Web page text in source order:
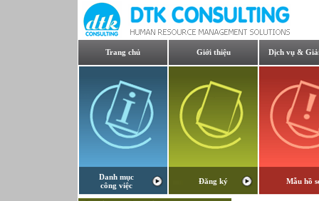
Trang chủ Giới thiệu Dịch vụ &
Danh mục
công việc
Đăng ký Mẫu hồ